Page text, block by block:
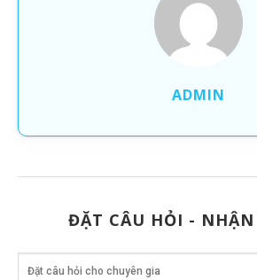
ADMIN
ĐẶT CÂU HỎI -